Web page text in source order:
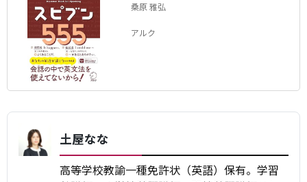
桑原 雅弘
アルク
土屋なな
高等学校教諭一種免許状（英語）保有。学習